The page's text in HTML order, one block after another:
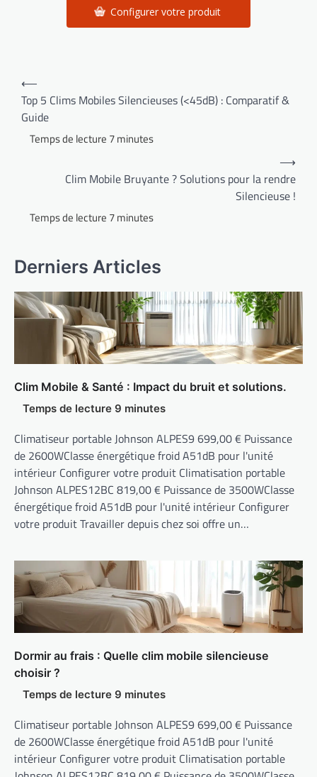
Configurer votre produit
Navigation
de
l’article
⟵
Top 5 Clims Mobiles Silencieuses (<45dB) : Comparatif &
Guide
Clim Mobile Bruyante ? Solutions pour la rendre
Silencieuse !
⟶
Derniers Articles
Clim Mobile & Santé : Impact du bruit et solutions.
Climatiseur portable Johnson ALPES9 699,00 € Puissance
de 2600WClasse énergétique froid A51dB pour l'unité
intérieur Configurer votre produit Climatisation portable
Johnson ALPES12BC 819,00 € Puissance de 3500WClasse
énergétique froid A51dB pour l'unité intérieur Configurer
votre produit Travailler depuis chez soi offre un…
Dormir au frais : Quelle clim mobile silencieuse
choisir ?
Climatiseur portable Johnson ALPES9 699,00 € Puissance
de 2600WClasse énergétique froid A51dB pour l'unité
intérieur Configurer votre produit Climatisation portable